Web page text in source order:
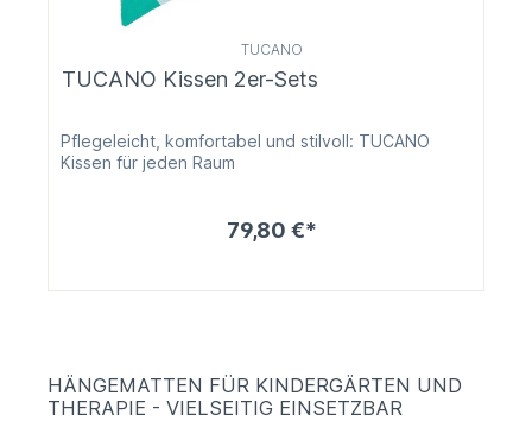
TUCANO
TUCANO Kissen 2er-Sets
Pflegeleicht, komfortabel und stilvoll: TUCANO
Kissen für jeden Raum
79,80 €*
HÄNGEMATTEN FÜR KINDERGÄRTEN UND
THERAPIE - VIELSEITIG EINSETZBAR